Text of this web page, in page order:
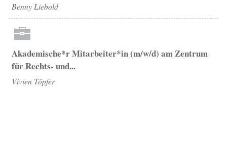
Benny Liebold
Akademische*r Mitarbeiter*in (m/w/d) am Zentrum
für Rechts- und...
Vivien Töpfer